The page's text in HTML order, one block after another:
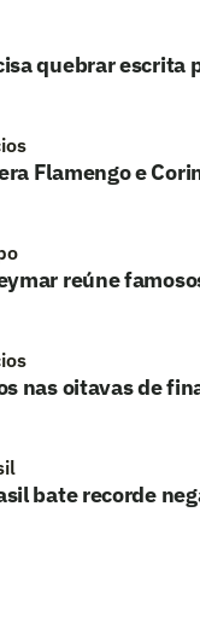
quebrar escrita
Flamengo e
reúne
nas oitavas de
bate recorde